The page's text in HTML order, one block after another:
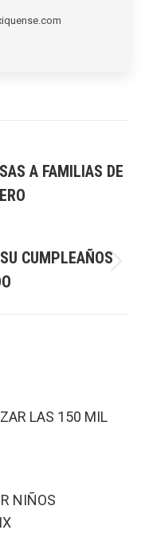
A FAMILIAS DE
CUMPLEAÑOS
LAS 150 MIL
NIÑOS